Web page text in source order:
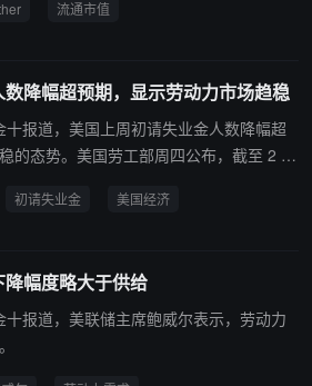
呈现出持续增长的趋势。此次下降也紧随
流通市值
降幅超预期，显示劳动力市场趋稳
报道，美国上周初请失业金人数降幅超
的态势。美国劳工部周四公布，截至 2 月
为 22.5 万人。初请失业金人数在 1 月底
初请失业金 美国经济
幅度略大于供给
报道，美联储主席鲍威尔表示，劳动力